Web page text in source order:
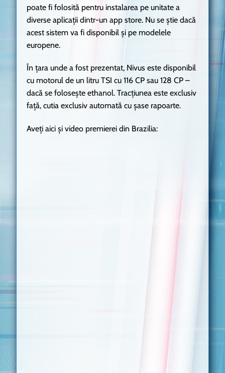
poate fi folosită pentru instalarea pe unitate a
diverse aplicații dintr-un app store. Nu se știe dacă
acest sistem va fi disponibil și pe modelele
europene.
În țara unde a fost prezentat, Nivus este disponibil
cu motorul de un litru TSI cu 116 CP sau 128 CP –
dacă se folosește ethanol. Tracțiunea este exclusiv
față, cutia exclusiv automată cu șase rapoarte.
Aveți aici și video premierei din Brazilia: